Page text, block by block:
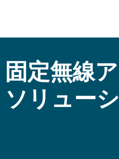
固定無線
ソリュー